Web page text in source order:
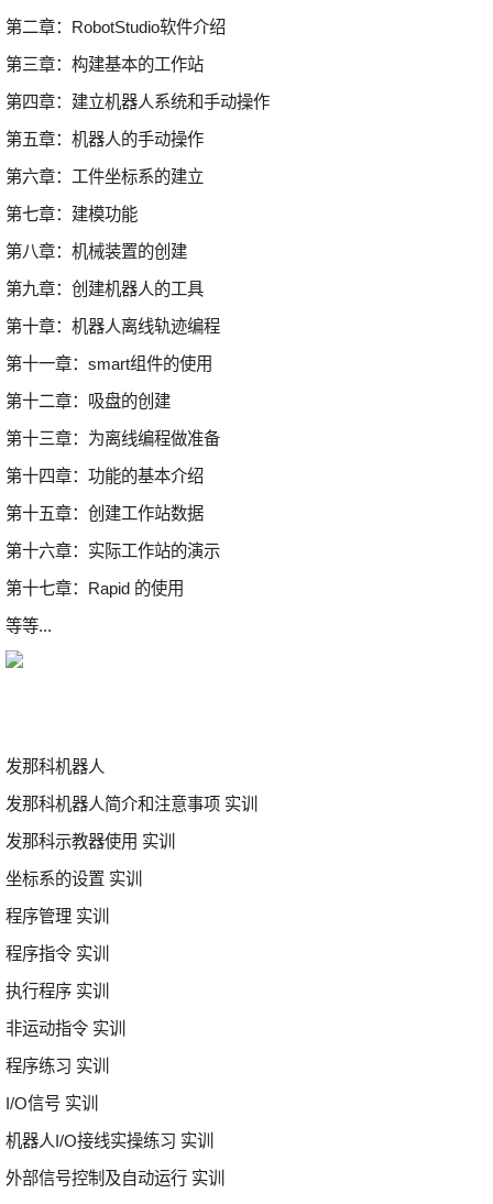
第二章：RobotStudio软件介绍
第三章：构建基本的工作站
第四章：建立机器人系统和手动操作
第五章：机器人的手动操作
第六章：工件坐标系的建立
第七章：建模功能
第八章：机械装置的创建
第九章：创建机器人的工具
第十章：机器人离线轨迹编程
第十一章：smart组件的使用
第十二章：吸盘的创建
第十三章：为离线编程做准备
第十四章：功能的基本介绍
第十五章：创建工作站数据
第十六章：实际工作站的演示
第十七章：Rapid 的使用
等等...
发那科机器人
发那科机器人简介和注意事项 实训
发那科示教器使用 实训
坐标系的设置 实训
程序管理 实训
程序指令 实训
执行程序 实训
非运动指令 实训
程序练习 实训
I/O信号 实训
机器人I/O接线实操练习 实训
外部信号控制及自动运行 实训